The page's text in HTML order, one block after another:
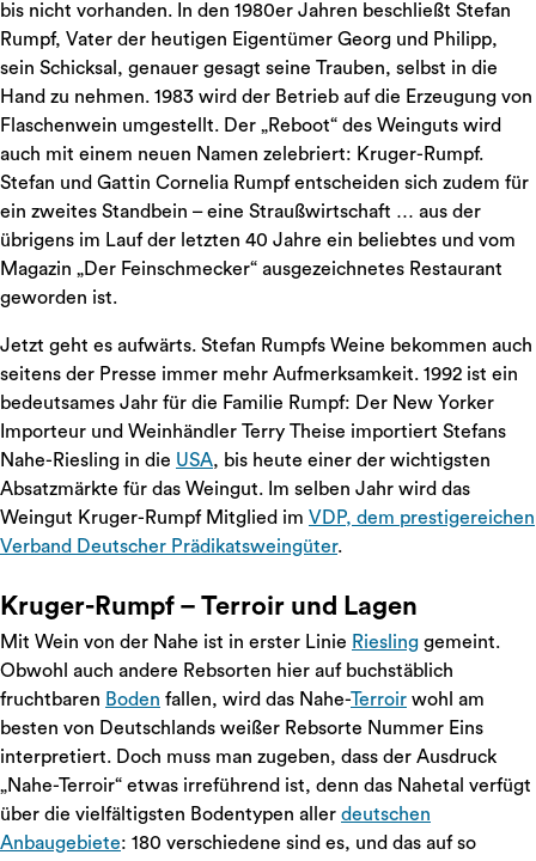
bis nicht vorhanden. In den 1980er Jahren beschließt Stefan
Rumpf, Vater der heutigen Eigentümer Georg und Philipp,
sein Schicksal, genauer gesagt seine Trauben, selbst in die
Hand zu nehmen. 1983 wird der Betrieb auf die Erzeugung von
Flaschenwein umgestellt. Der „Reboot“ des Weinguts wird
auch mit einem neuen Namen zelebriert: Kruger-Rumpf.
Stefan und Gattin Cornelia Rumpf entscheiden sich zudem für
ein zweites Standbein – eine Straußwirtschaft … aus der
übrigens im Lauf der letzten 40 Jahre ein beliebtes und vom
Magazin „Der Feinschmecker“ ausgezeichnetes Restaurant
geworden ist.
Jetzt geht es aufwärts. Stefan Rumpfs Weine bekommen auch
seitens der Presse immer mehr Aufmerksamkeit. 1992 ist ein
bedeutsames Jahr für die Familie Rumpf: Der New Yorker
Importeur und Weinhändler Terry Theise importiert Stefans
Nahe-Riesling in die USA, bis heute einer der wichtigsten
Absatzmärkte für das Weingut. Im selben Jahr wird das
Weingut Kruger-Rumpf Mitglied im VDP, dem prestigereichen
Verband Deutscher Prädikatsweingüter.
Kruger-Rumpf – Terroir und Lagen
Mit Wein von der Nahe ist in erster Linie Riesling gemeint.
Obwohl auch andere Rebsorten hier auf buchstäblich
fruchtbaren Boden fallen, wird das Nahe-Terroir wohl am
besten von Deutschlands weißer Rebsorte Nummer Eins
interpretiert. Doch muss man zugeben, dass der Ausdruck
„Nahe-Terroir“ etwas irreführend ist, denn das Nahetal verfügt
über die vielfältigsten Bodentypen aller deutschen
Anbaugebiete: 180 verschiedene sind es, und das auf so